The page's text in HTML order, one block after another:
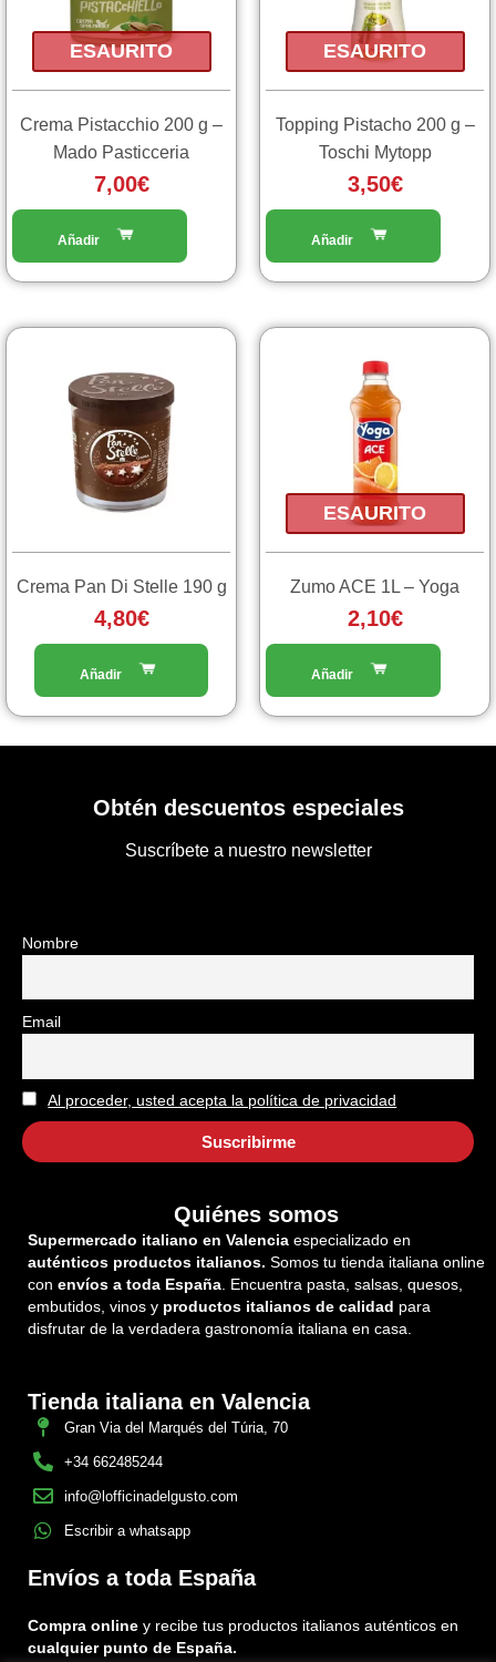
ESAURITO
Crema Pistacchio 200 g –
Mado Pasticceria
7,00€
ESAURITO
Topping Pistacho 200 g –
Toschi Mytopp
3,50€
Crema Pan Di Stelle 190 g
4,80€
ESAURITO
Zumo ACE 1L – Yoga
2,10€
Obtén descuentos especiales
Suscríbete a nuestro newsletter
Nombre
Email
Al proceder, usted acepta la política de privacidad
Quiénes somos
Supermercado italiano en Valencia especializado en
auténticos productos italianos. Somos tu tienda italiana online
con envíos a toda España . Encuentra pasta, salsas, quesos,
embutidos, vinos y productos italianos de calidad para
disfrutar de la verdadera gastronomía italiana en casa.
Tienda italiana en Valencia
Gran Via del Marqués del Túria, 70
+34 662485244
info@lofficinadelgusto.com
Escribir a whatsapp
Envíos a toda España
Compra online y recibe tus productos italianos auténticos en
cualquier punto de España.